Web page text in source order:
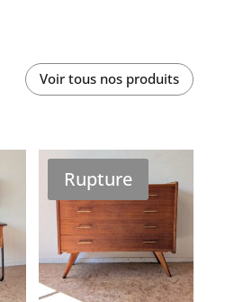
Voir tous nos produits
Rupture